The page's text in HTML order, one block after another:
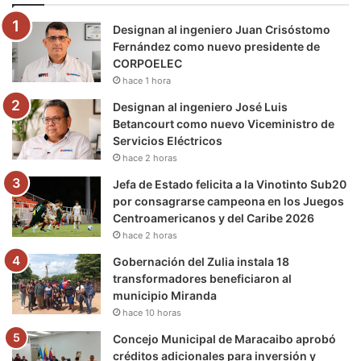
o
o
k
e
r
b
e
g
r
m
r
a
k
Designan al ingeniero Juan Crisóstomo
Fernández como nuevo presidente de
CORPOELEC
hace 1 hora
Designan al ingeniero José Luis
Betancourt como nuevo Viceministro de
Servicios Eléctricos
hace 2 horas
Jefa de Estado felicita a la Vinotinto Sub20
por consagrarse campeona en los Juegos
Centroamericanos y del Caribe 2026
hace 2 horas
Gobernación del Zulia instala 18
transformadores beneficiaron al
municipio Miranda
hace 10 horas
Concejo Municipal de Maracaibo aprobó
créditos adicionales para inversión y